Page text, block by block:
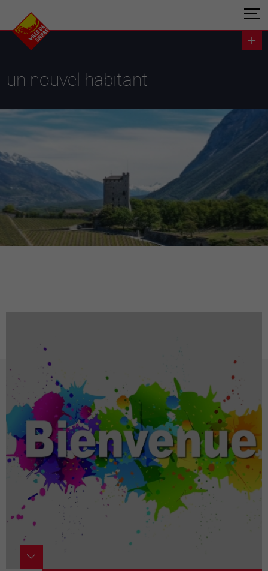
un nouvel habitant